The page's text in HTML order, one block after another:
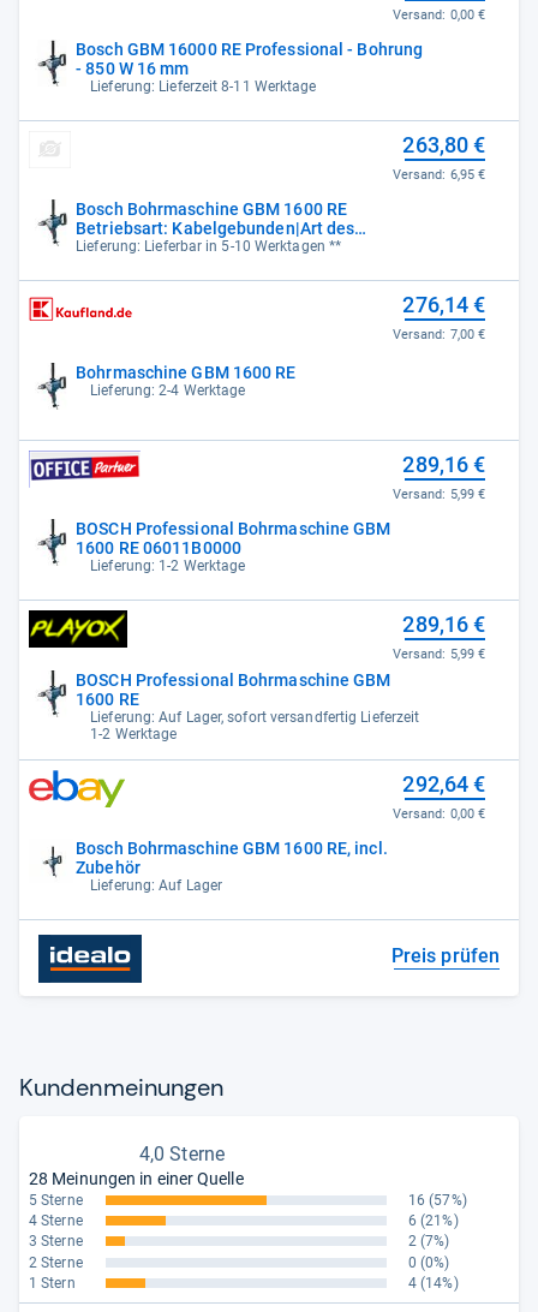
Bosch GBM 16000 RE Professional - Bohrung
- 850 W 16 mm
Lieferung: Lieferzeit 8-11 Werktage
Versand: 0,00 €
Bosch Bohrmaschine GBM 1600 RE
Betriebsart: Kabelgebunden|Art des
Zubehörs:
Lieferung: Lieferbar in 5-10 Werktagen **
263,80 €
Versand: 6,95 €
Bohrmaschine GBM 1600 RE
Lieferung: 2-4 Werktage
276,14 €
Versand: 7,00 €
BOSCH Professional Bohrmaschine GBM
1600 RE 06011B0000
Lieferung: 1-2 Werktage
289,16 €
Versand: 5,99 €
BOSCH Professional Bohrmaschine GBM
1600 RE
Lieferung: Auf Lager, sofort versandfertig Lieferzeit
1-2 Werktage
289,16 €
Versand: 5,99 €
Bosch Bohrmaschine GBM 1600 RE, incl.
Zubehör
Lieferung: Auf Lager
292,64 €
Versand: 0,00 €
Preis prüfen
Kun­den­mei­nun­gen
4,0 Sterne
28 Meinungen in einer Quelle
5 Sterne 16 (57%)
4 Sterne
6 (21%)
3 Sterne
2 (7%)
2 Sterne
0 (0%)
1 Stern
4 (14%)